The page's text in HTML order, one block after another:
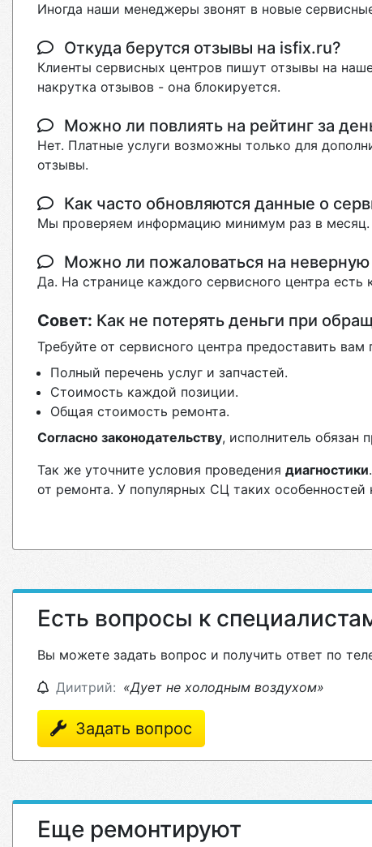
Иногда наши менеджеры звонят в новые
Откуда берутся отзывы на isfix.ru?
Клиенты сервисных центров пишут отзывы на
накрутка отзывов - она блокируется.
Можно ли повлиять на рейтинг за
Нет. Платные услуги возможны только для
отзывы.
Как часто обновляются данные о
Мы проверяем информацию минимум раз в
Можно ли пожаловаться на
Да. На странице каждого сервисного центра
Совет: Как не потерять деньги при
Требуйте от сервисного центра предоставить
Полный перечень услуг и запчастей.
Стоимость каждой позиции.
Общая стоимость ремонта.
Согласно законодательству, исполнитель
Так же уточните условия проведения диагностики
от ремонта. У популярных СЦ таких особенностей
Есть вопросы к
Вы можете задать вопрос и получить ответ по
Диитрий: «Дует не холодным воздухом»
Задать вопрос
Еще ремонтируют